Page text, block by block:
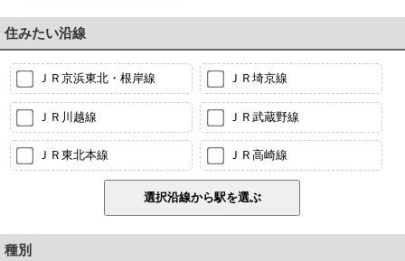
住みたい沿線
ＪＲ京浜東北・根岸線 ＪＲ埼京線
ＪＲ川越線 ＪＲ武蔵野線
ＪＲ東北本線 ＪＲ高崎線
種別